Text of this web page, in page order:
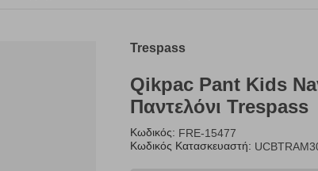
Trespass
Qikpac Pant Kids
Παντελόνι Trespass
Κωδικός: FRE-15477
Κωδικός Κατασκευαστή: